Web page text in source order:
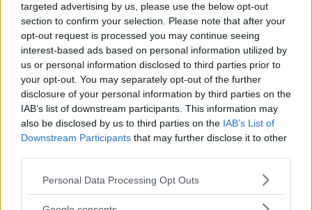
targeted advertising by us, please use the below opt-out
section to confirm your selection. Please note that after your
opt-out request is processed you may continue seeing
interest-based ads based on personal information utilized by
us or personal information disclosed to third parties prior to
your opt-out. You may separately opt-out of the further
disclosure of your personal information by third parties on the
IAB’s list of downstream participants. This information may
also be disclosed by us to third parties on the IAB’s List of
Downstream Participants that may further disclose it to other
Please note that this website/app uses one or more Google
not limited to your visit or usage behaviour. You may click to
Personal Data Processing Opt Outs
och ett café som är öppet i samband
med evenemang. Välkommen till kultur
i Kransen! Hemsida:www.tellusbio.nu
Lägg till i kalender
DETALJER
Datum:
ARRANGÖR
Kulturföreningen